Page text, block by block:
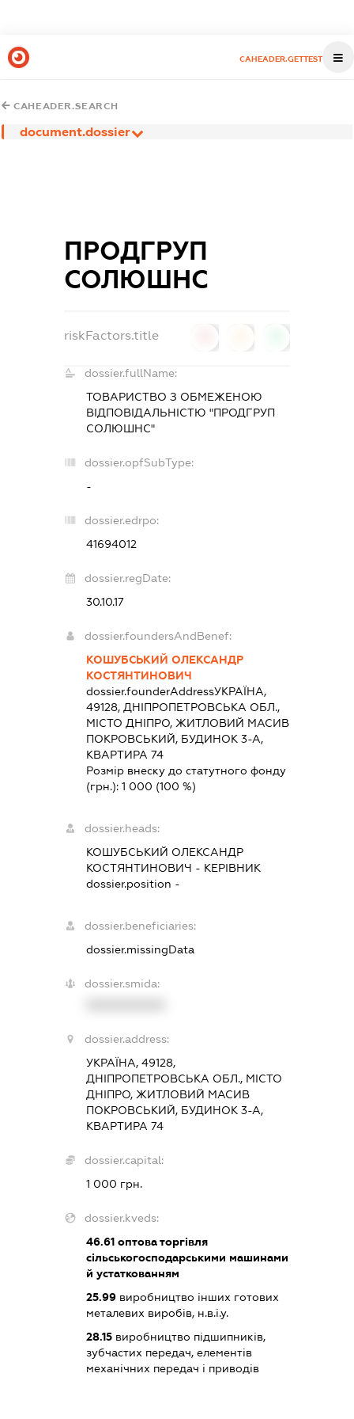
CAHEADER.GETTEST
CAHEADER.SEARCH
document.dossier
ПРОДГРУП
СОЛЮШНС
riskFactors.title
dossier.fullName:
ТОВАРИСТВО З ОБМЕЖЕНОЮ
ВІДПОВІДАЛЬНІСТЮ "ПРОДГРУП
СОЛЮШНС"
dossier.opfSubType:
-
dossier.edrpo:
41694012
dossier.regDate:
30.10.17
dossier.foundersAndBenef:
КОШУБСЬКИЙ ОЛЕКСАНДР
КОСТЯНТИНОВИЧ
dossier.founderAddressУКРАЇНА,
49128, ДНІПРОПЕТРОВСЬКА ОБЛ.,
МІСТО ДНІПРО, ЖИТЛОВИЙ МАСИВ
ПОКРОВСЬКИЙ, БУДИНОК 3-А,
КВАРТИРА 74
Розмір внеску до статутного фонду
(грн.):1 000 (100 %)
dossier.heads:
КОШУБСЬКИЙ ОЛЕКСАНДР
КОСТЯНТИНОВИЧ - КЕРІВНИК
dossier.position -
dossier.beneficiaries:
dossier.missingData
dossier.smida:
dossier.address:
УКРАЇНА, 49128,
ДНІПРОПЕТРОВСЬКА ОБЛ., МІСТО
ДНІПРО, ЖИТЛОВИЙ МАСИВ
ПОКРОВСЬКИЙ, БУДИНОК 3-А,
КВАРТИРА 74
dossier.capital:
1 000 грн.
dossier.kveds:
46.61 оптова торгівля
сільськогосподарськими машинами
й устаткованням
25.99 виробництво інших готових
металевих виробів, н.в.і.у.
28.15 виробництво підшипників,
зубчастих передач, елементів
механічних передач і приводів